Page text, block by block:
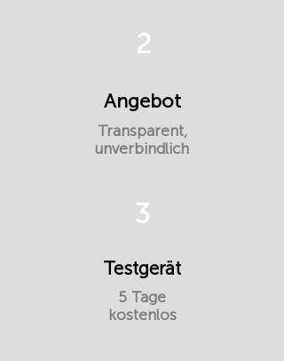
2
Angebot
Transparent,
unverbindlich
3
Testgerät
5 Tage
kostenlos